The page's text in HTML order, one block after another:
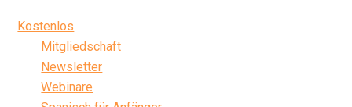
Seitenspalte
Kostenlos
Mitgliedschaft
Newsletter
Webinare